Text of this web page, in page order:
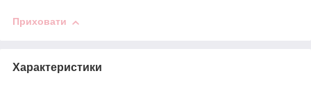
Приховати
Характеристики